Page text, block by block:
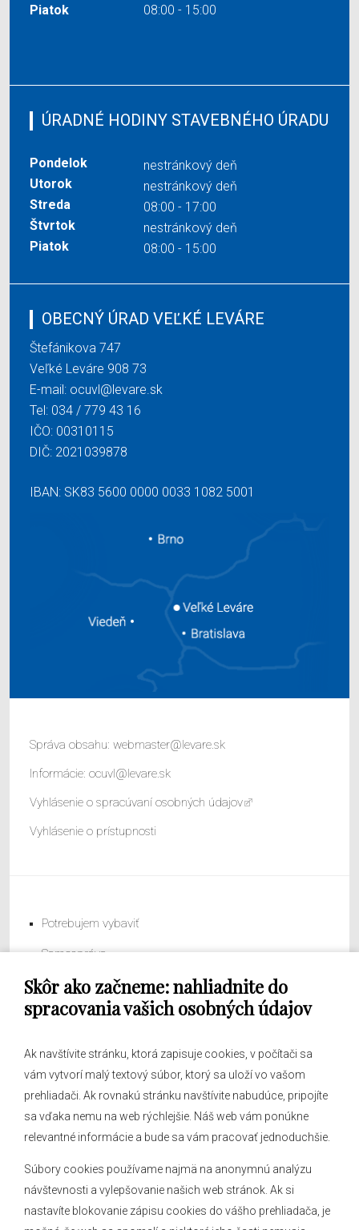
Skôr ako začneme: nahliadnite do
spracovania vašich osobných údajov
Ak navštívite stránku, ktorá zapisuje cookies, v počítači sa
vám vytvorí malý textový súbor, ktorý sa uloží vo vašom
prehliadači. Ak rovnakú stránku navštívite nabudúce, pripojíte
sa vďaka nemu na web rýchlejšie. Náš web vám ponúkne
relevantné informácie a bude sa vám pracovať jednoduchšie.
Súbory cookies používame najmä na anonymnú analýzu
návštevnosti a vylepšovanie našich web stránok. Ak si
nastavíte blokovanie zápisu cookies do vášho prehliadača, je
Piatok
08:00 - 15:00
ÚRADNÉ HODINY STAVEBNÉHO ÚRADU
Pondelok
nestránkový deň
Utorok
nestránkový deň
Streda
08:00 - 17:00
Štvrtok
nestránkový deň
Piatok
08:00 - 15:00
OBECNÝ ÚRAD VEĽKÉ LEVÁRE
Štefánikova 747
Veľké Leváre 908 73
E-mail: ocuvl@levare.sk
Tel: 034 / 779 43 16
IČO: 00310115
DIČ: 2021039878
IBAN: SK83 5600 0000 0033 1082 5001
Správa obsahu: webmaster@levare.sk
Informácie: ocuvl@levare.sk
Vyhlásenie o spracúvaní osobných údajov
Vyhlásenie o prístupnosti
Potrebujem vybaviť
Samospráva
Obecný úrad
O obci
Hlásenia obecného rozhlasu